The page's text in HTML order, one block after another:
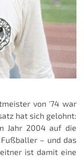
von '74 war
hat sich gelohnt:
Jahr 2004 auf die
– und das
ist damit eine